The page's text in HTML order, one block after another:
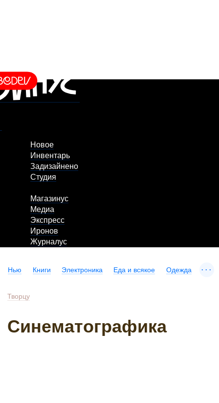
Новое
Инвентарь
Задизайнено
Студия
Магазинус
Медиа
Экспресс
Иронов
Журналус
Нью Книги Электроника Еда и всякое Одежда ...
Творцу
Синематографика